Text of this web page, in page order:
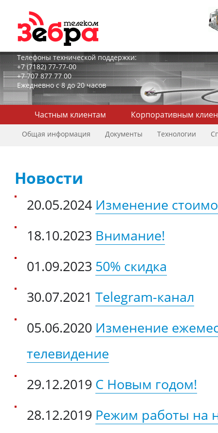
Телефоны технической поддержки:
+7 (7182) 77-77-00
+7 707 877 77 00
Ежедневно с 8 до 20 часов
Частным клиентам Корпоративным
Общая информация Документы Технологии
Новости
20.05.2024 Изменение
18.10.2023 Внимание!
01.09.2023 50% скидка
30.07.2021 Telegram-канал
05.06.2020 Изменение
телевидение
29.12.2019 С Новым годом!
28.12.2019 Режим работы на